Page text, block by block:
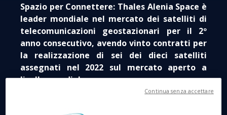
Spazio per Connettere: Thales Alenia Space è
leader mondiale nel mercato dei satelliti di
telecomunicazioni geostazionari per il 2º
anno consecutivo, avendo vinto contratti per
la realizzazione di sei dei dieci satelliti
assegnati nel 2022 sul mercato aperto a
livello mondiale.
Continua senza accettare